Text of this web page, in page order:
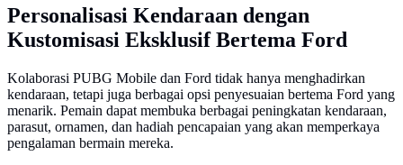
Personalisasi Kendaraan dengan
Kustomisasi Eksklusif Bertema Ford
Kolaborasi PUBG Mobile dan Ford tidak hanya menghadirkan
kendaraan, tetapi juga berbagai opsi penyesuaian bertema Ford yang
menarik. Pemain dapat membuka berbagai peningkatan kendaraan,
parasut, ornamen, dan hadiah pencapaian yang akan memperkaya
pengalaman bermain mereka.